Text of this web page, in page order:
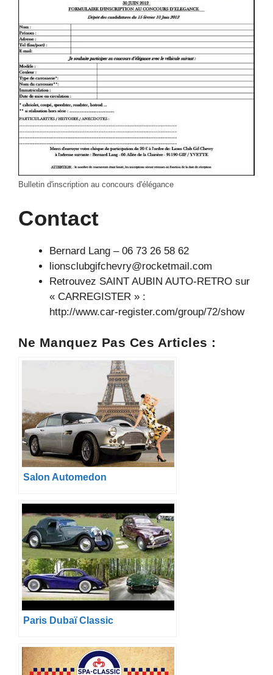
Bulletin d'inscription au concours d'élégance
Contact
Bernard Lang – 06 73 26 58 62
lionsclubgifchevry@rocketmail.com
Retrouvez SAINT AUBIN AUTO-RETRO sur
« CARREGISTER » :
http://www.car-register.com/group/72/show
Ne Manquez Pas Ces Articles :
Salon Automedon
Paris Dubaï Classic